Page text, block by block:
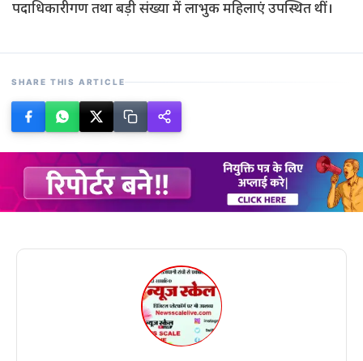
पदाधिकारीगण तथा बड़ी संख्या में लाभुक महिलाएं उपस्थित थीं।
SHARE THIS ARTICLE